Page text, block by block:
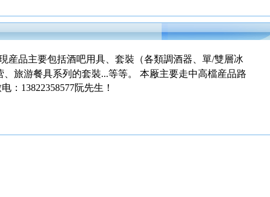
産品主要包括酒吧用具、套裝（各類調酒器、單/雙層冰
旅游餐具系列的套裝...等等。 本厰主要走中高檔産品路
13822358577阮先生！